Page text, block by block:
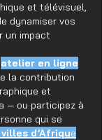
et télévisuel,
dynamiser vos
un impact
atelier en ligne
la contribution
et
— ou participez à
qui se
d’Afrique